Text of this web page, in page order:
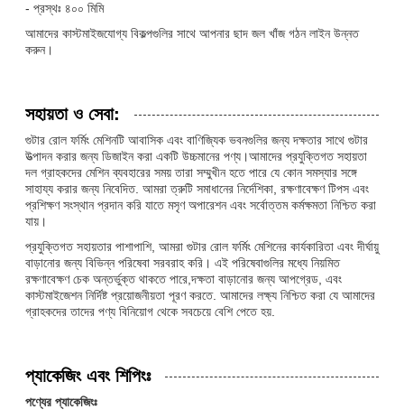
- প্রস্থঃ ৪০০ মিমি
আমাদের কাস্টমাইজযোগ্য বিকল্পগুলির সাথে আপনার ছাদ জল খাঁজ গঠন লাইন উন্নত
করুন।
সহায়তা ও সেবা:
গুটার রোল ফর্মিং মেশিনটি আবাসিক এবং বাণিজ্যিক ভবনগুলির জন্য দক্ষতার সাথে গুটার
উত্পাদন করার জন্য ডিজাইন করা একটি উচ্চমানের পণ্য।আমাদের প্রযুক্তিগত সহায়তা
দল গ্রাহকদের মেশিন ব্যবহারের সময় তারা সম্মুখীন হতে পারে যে কোন সমস্যার সঙ্গে
সাহায্য করার জন্য নিবেদিত. আমরা ত্রুটি সমাধানের নির্দেশিকা, রক্ষণাবেক্ষণ টিপস এবং
প্রশিক্ষণ সংস্থান প্রদান করি যাতে মসৃণ অপারেশন এবং সর্বোত্তম কর্মক্ষমতা নিশ্চিত করা
যায়।
প্রযুক্তিগত সহায়তার পাশাপাশি, আমরা গুটার রোল ফর্মিং মেশিনের কার্যকারিতা এবং দীর্ঘায়ু
বাড়ানোর জন্য বিভিন্ন পরিষেবা সরবরাহ করি। এই পরিষেবাগুলির মধ্যে নিয়মিত
রক্ষণাবেক্ষণ চেক অন্তর্ভুক্ত থাকতে পারে,দক্ষতা বাড়ানোর জন্য আপগ্রেড, এবং
কাস্টমাইজেশন নির্দিষ্ট প্রয়োজনীয়তা পূরণ করতে. আমাদের লক্ষ্য নিশ্চিত করা যে আমাদের
গ্রাহকদের তাদের পণ্য বিনিয়োগ থেকে সবচেয়ে বেশি পেতে হয়.
প্যাকেজিং এবং শিপিংঃ
পণ্যের প্যাকেজিংঃ